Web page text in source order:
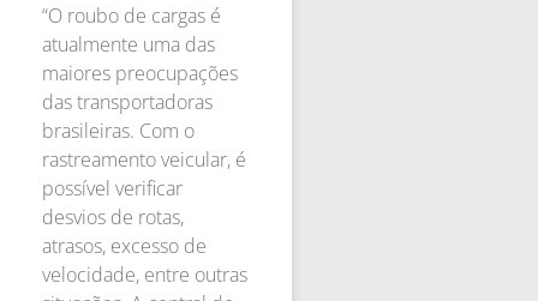
“O roubo de cargas é
atualmente uma das
maiores preocupações
das transportadoras
brasileiras. Com o
rastreamento veicular, é
possível verificar
desvios de rotas,
atrasos, excesso de
velocidade, entre outras